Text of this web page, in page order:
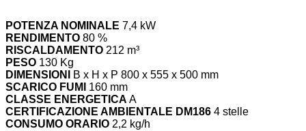
POTENZA NOMINALE 7,4 kW
RENDIMENTO 80 %
RISCALDAMENTO 212 m³
PESO 130 Kg
DIMENSIONI
B x H x P 800 x 555 x 500 mm
SCARICO FUMI
160 mm
CLASSE ENERGETICA A
CERTIFICAZIONE AMBIENTALE DM186 4 stelle
CONSUMO ORARIO 2,2 kg/h